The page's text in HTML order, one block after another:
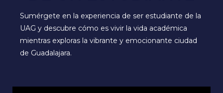
Sumérgete en la experiencia de ser estudiante de la
UAG y descubre cómo es vivir la vida académica
mientras exploras la vibrante y emocionante ciudad
de Guadalajara.